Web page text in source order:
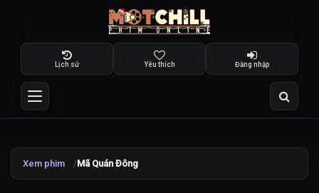
Lịch sử Yêu thích Đăng nhập
Xem phim Mã Quán Đông